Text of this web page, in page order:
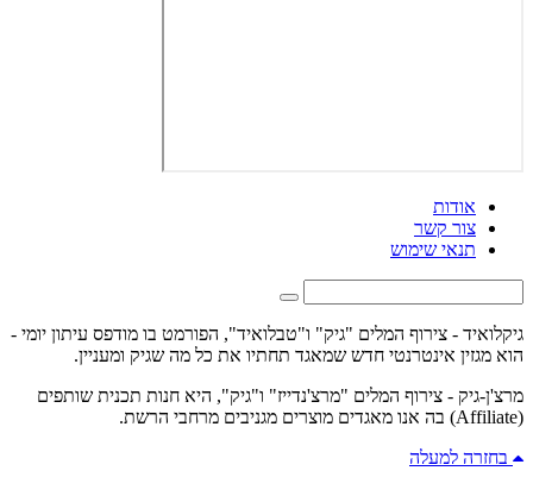
אודות
צור קשר
תנאי שימוש
גיקלואיד - צירוף המלים "גיק" ו"טבלואיד", הפורמט בו מודפס עיתון יומי -
הוא מגזין אינטרנטי חדש שמאגד תחתיו את כל מה שגיק ומעניין.
מרצ'ן-גיק - צירוף המלים "מרצ'נדייז" ו"גיק", היא חנות תכנית שותפים
(Affiliate) בה אנו מאגדים מוצרים מגניבים מרחבי הרשת.
בחזרה למעלה